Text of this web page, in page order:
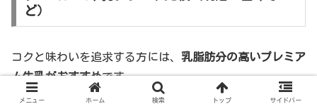
ど）
コクと味わいを追求する方には、 乳脂肪分の高いプレミア
ム牛乳がおすすめです。
メニュー ホーム 検索 トップ サイドバー